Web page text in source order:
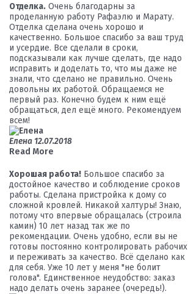
Отделка. Очень благодарны за
проделанную работу Рафаэлю и Марату.
Отделка сделана очень хорошо и
качественно. Большое спасибо за ваш труд
и усердие. Все сделали в сроки,
подсказывали как лучше сделать, где надо
исправить и доделать то, что мы даже не
знали, что сделано не правильно. Очень
довольны их работой. Обращаемся не
первый раз. Конечно будем к ним ещё
обращаться, дел ещё много. Рекомендуем
всем!
Елена 12.07.2018
Read More
Хорошая работа! Большое спасибо за
достойное качество и соблюдение сроков
работы. Сделана пристройка к дому со
сложной кровлей. Никакой халтуры! Знаю,
потому что впервые обращалась (строила
камин) 10 лет назад так же по
рекомендации. Очень удобно, если вы не
готовы постоянно контролировать рабочих
и переживать за качество. Всё сделано как
для себя. Уже 10 лет у меня "не болит
голова". Единственное неудобство: заказ
надо делать очень заранее (очередь!).